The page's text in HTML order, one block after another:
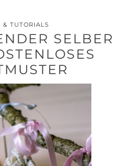
& TUTORIALS
SELBER